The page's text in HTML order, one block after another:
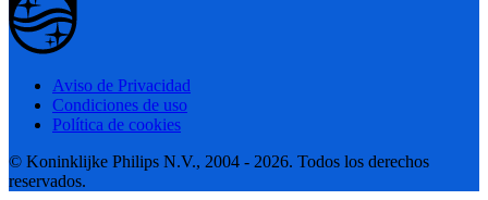
Aviso de Privacidad
Condiciones de uso
Política de cookies
© Koninklijke Philips N.V., 2004 - 2026. Todos los derechos
reservados.